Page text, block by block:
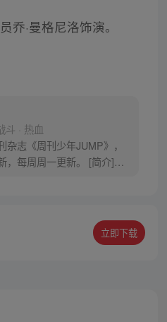
乔·曼格尼洛饰演。
斗 · 热血
杂志《周刊少年JUMP》，
，每周周一更新。 [简介]有
实现与因救他而断臂的杰克
，开始了以成为海盗王为目
立即下载